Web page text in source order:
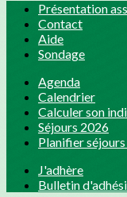
Présentation
Contact
Aide
Sondage
Agenda
Calendrier
Calculer son
Séjours 2026
Planifier
J'adhère
Bulletin